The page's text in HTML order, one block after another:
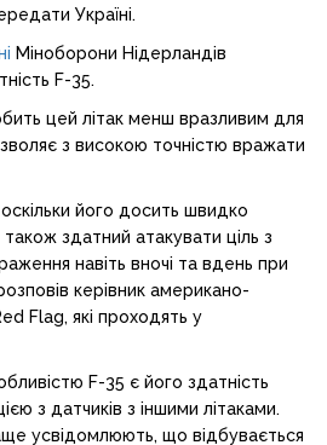
Україні.
Міноборони Нідерландів
F-35.
цей літак менш вразливим для
з високою точністю вражати
його досить швидко
також здатний атакувати ціль з
навіть вночі та вдень при
керівник американо-
Flag, які проходять у
F-35 є його здатність
з датчиків з іншими літаками.
усвідомлюють, що відбувається